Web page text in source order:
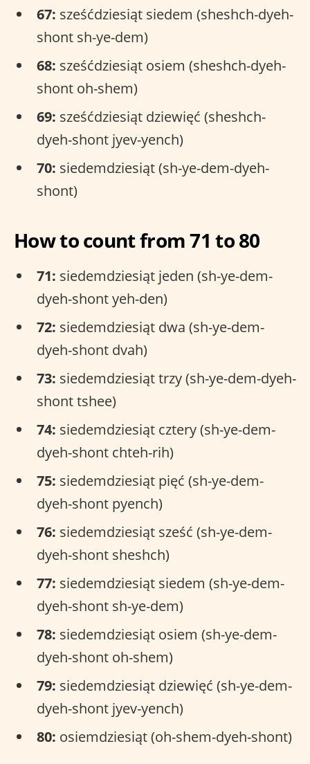
67: sześćdziesiąt siedem (sheshch-dyeh-
shont sh-ye-dem)
68: sześćdziesiąt osiem (sheshch-dyeh-
shont oh-shem)
69: sześćdziesiąt dziewięć (sheshch-
dyeh-shont jyev-yench)
70: siedemdziesiąt (sh-ye-dem-dyeh-
shont)
How to count from 71 to 80
71: siedemdziesiąt jeden (sh-ye-dem-
dyeh-shont yeh-den)
72: siedemdziesiąt dwa (sh-ye-dem-
dyeh-shont dvah)
73: siedemdziesiąt trzy (sh-ye-dem-dyeh-
shont tshee)
74: siedemdziesiąt cztery (sh-ye-dem-
dyeh-shont chteh-rih)
75: siedemdziesiąt pięć (sh-ye-dem-
dyeh-shont pyench)
76: siedemdziesiąt sześć (sh-ye-dem-
dyeh-shont sheshch)
77: siedemdziesiąt siedem (sh-ye-dem-
dyeh-shont sh-ye-dem)
78: siedemdziesiąt osiem (sh-ye-dem-
dyeh-shont oh-shem)
79: siedemdziesiąt dziewięć (sh-ye-dem-
dyeh-shont jyev-yench)
80: osiemdziesiąt (oh-shem-dyeh-shont)